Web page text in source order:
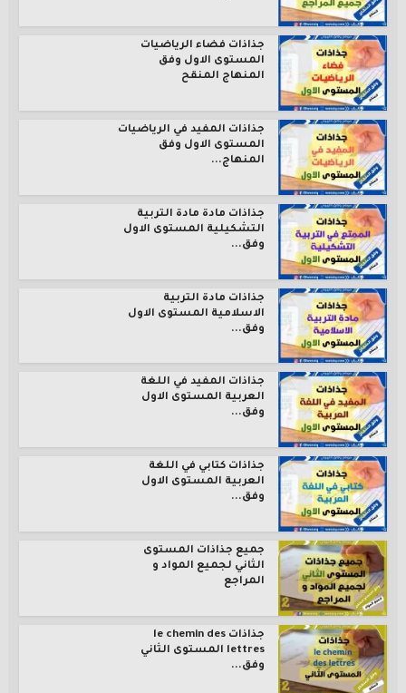
جذاذات فضاء الرياضيات
المستوى الاول وفق
المنهاج المنقح
جذاذات المفيد في الرياضيات
المستوى الاول وفق
المنهاج...
جذاذات مادة مادة التربية
التشكيلية المستوى الاول
وفق...
جذاذات مادة التربية
الاسلامية المستوى الاول
وفق...
جذاذات المفيد في اللغة
العربية المستوى الاول
وفق...
جذاذات كتابي في اللغة
العربية المستوى الاول
وفق...
جميع جذاذات المستوى
الثاني لجميع المواد و
المراجع
جذاذات le chemin des
lettres المستوى الثاني
وفق...